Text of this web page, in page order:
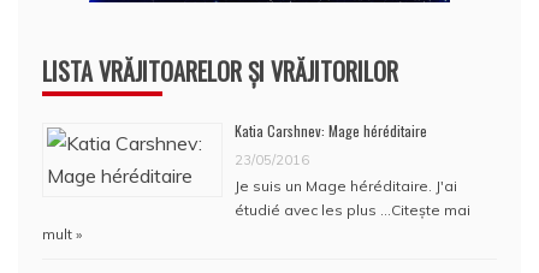
LISTA VRĂJITOARELOR ȘI VRĂJITORILOR
Katia Carshnev: Mage héréditaire
23/05/2016
Je suis un Mage héréditaire. J'ai
étudié avec les plus … Citește mai
mult »